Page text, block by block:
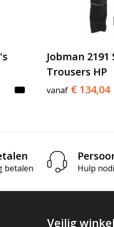
Jobman
Trousers HP
vanaf € 134,04
betalen Hulp
Veilig